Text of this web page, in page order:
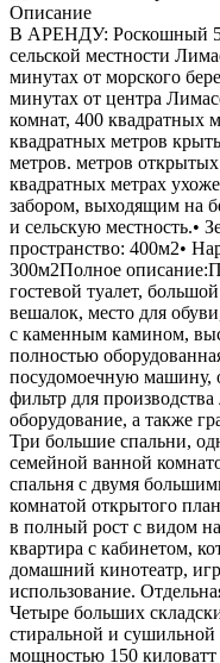
Описание
В АРЕНДУ: Роскошный
сельской местности
минутах от морского
минутах от центра
комнат, 400 квадратных
квадратных метров
метров. метров
квадратных метрах
забором, выходящим на
и сельскую местность.•
пространство: 400м2•
300м2Полное
гостевой туалет,
вешалок, место для
с каменным камином,
полностью
посудомоечную машину,
фильтр для
оборудование, а также
Три большие спальни,
семейной ванной
спальня с двумя
комнатой открытого
в полный рост с видом
квартира с кабинетом,
домашний кинотеатр,
использование.
Четыре больших
стиральной и
мощностью 150 киловатт